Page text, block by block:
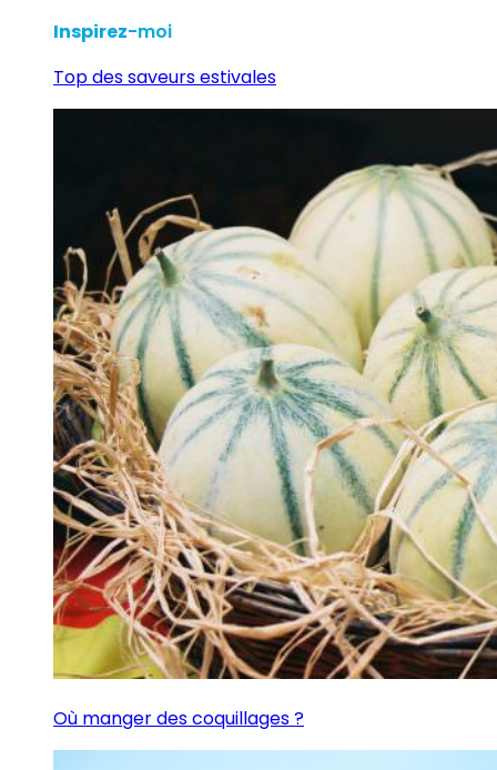
Inspirez-moi
Top des saveurs estivales
Où manger des coquillages ?